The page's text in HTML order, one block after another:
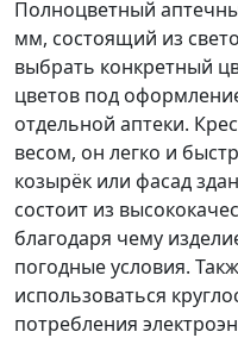
Полноцветный
мм, состоящий из
выбрать конкретный
цветов под
отдельной аптеки.
весом, он легко и
козырёк или фасад
состоит из
благодаря чему
погодные условия.
использоваться
потребления